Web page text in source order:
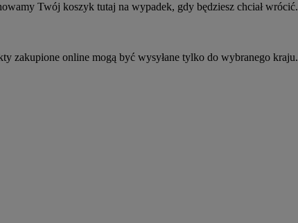
Twój koszyk tutaj na wypadek, gdy będziesz chciał wrócić.
zakupione online mogą być wysyłane tylko do wybranego kraju.